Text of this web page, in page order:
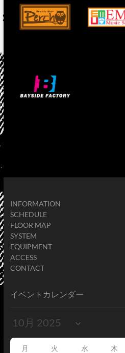
INFORMATION
SCHEDULE
FLOOR MAP
SYSTEM
EQUIPMENT
ACCESS
CONTACT
イベントカレンダー
月 火 水 木